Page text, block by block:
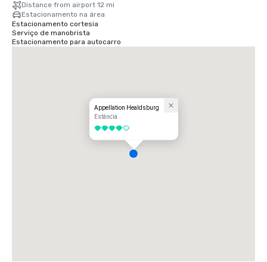
Distance from airport 12 mi
Estacionamento na área
Estacionamento cortesia
Serviço de manobrista
Estacionamento para autocarro
Appellation Healdsburg
Estância
4 de 5